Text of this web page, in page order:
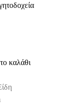
καλάθι